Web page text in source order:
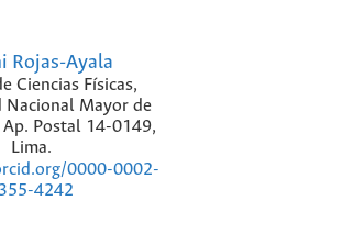
Rojas-Ayala
Ciencias Físicas,
Nacional Mayor de
Ap. Postal 14-0149,
Lima.
0000-0002-
4242